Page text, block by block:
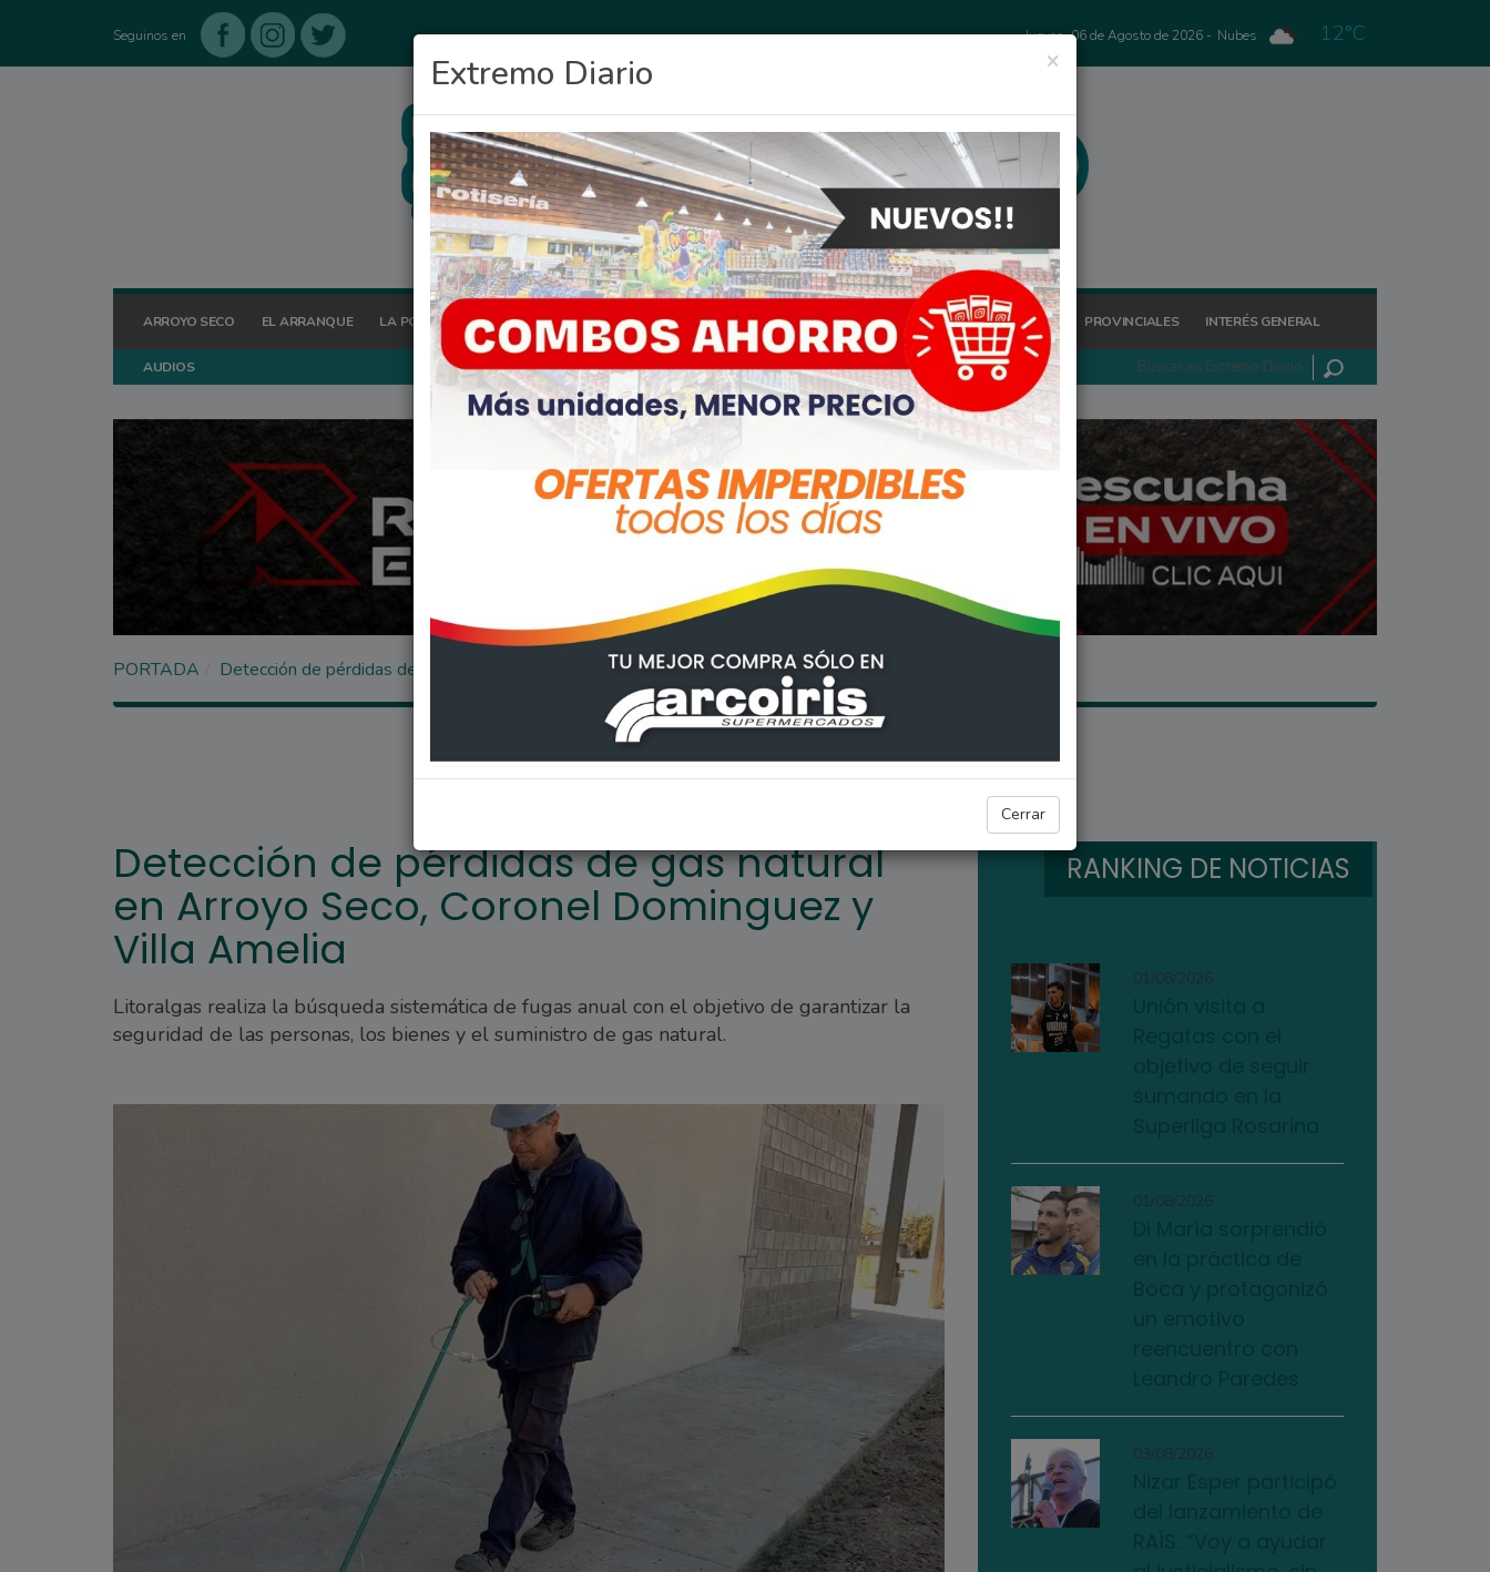
Seguinos en Jueves, 06 de Agosto de 2026 - Nubes 12°C
ARROYO SECO EL ARRANQUE LA POSTA HOY OCIO DEPORTES FIGHIERA GENERAL LAGOS POLICIALES REGIONALES PROVINCIALES INTERÉS GENERAL
AUDIOS
×
Extremo Diario
Cerrar
PORTADA Detección de pérdidas de gas natural en Arroyo Seco, Coronel Dominguez y Villa Amelia
ARROYO SECO
Detección de pérdidas de gas natural
en Arroyo Seco, Coronel Dominguez y
Villa Amelia
Litoralgas realiza la búsqueda sistemática de fugas anual con el objetivo de garantizar la
seguridad de las personas, los bienes y el suministro de gas natural.
RANKING DE NOTICIAS
01/08/2026
01/08/2026
03/08/2026